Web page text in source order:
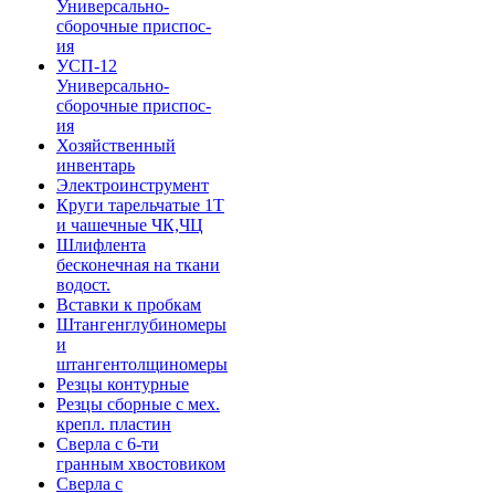
Универсально-
сборочные приспос-
ия
УСП-12
Универсально-
сборочные приспос-
ия
Хозяйственный
инвентарь
Электроинструмент
Круги тарельчатые 1Т
и чашечные ЧК,ЧЦ
Шлифлента
бесконечная на ткани
водост.
Вставки к пробкам
Штангенглубиномеры
и
штангентолщиномеры
Резцы контурные
Резцы сборные с мех.
крепл. пластин
Сверла с 6-ти
гранным хвостовиком
Сверла с